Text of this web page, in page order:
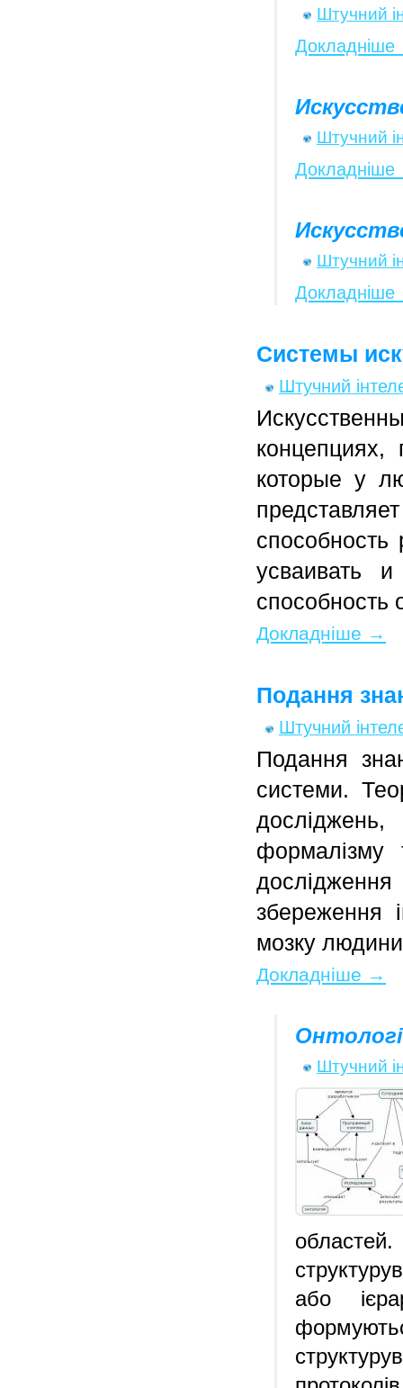
Штучний
Штучний
Штучний
Системы
Штучний
которые у
усваивать
способность
Докладніше →
Подання
Штучний
Подання
системи.
формалізму
дослідження
збереження
мозку
Докладніше →
Штучний
або